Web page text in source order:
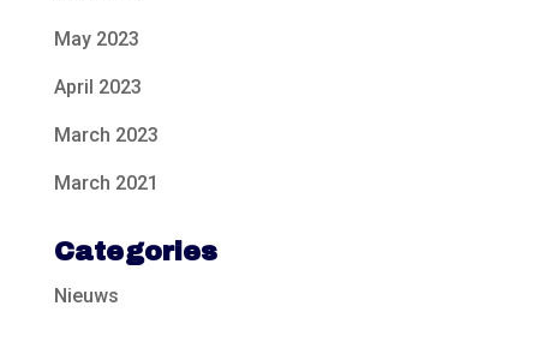
May 2023
April 2023
March 2023
March 2021
Categories
Nieuws